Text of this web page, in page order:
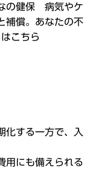
化する一方で、入
用にも備えられる